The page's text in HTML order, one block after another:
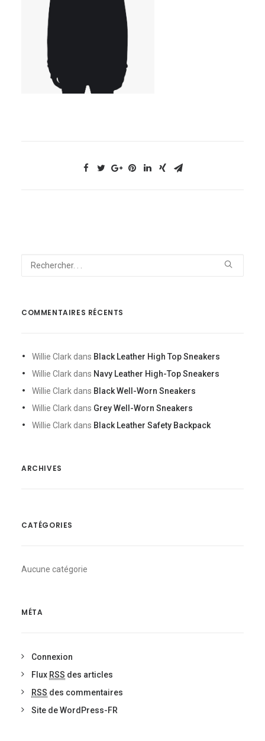
COMMENTAIRES RÉCENTS
Willie Clark dans Black Leather High Top Sneakers
Willie Clark dans Navy Leather High-Top Sneakers
Willie Clark dans Black Well-Worn Sneakers
Willie Clark dans Grey Well-Worn Sneakers
Willie Clark dans Black Leather Safety Backpack
ARCHIVES
CATÉGORIES
Aucune catégorie
MÉTA
Connexion
Flux RSS des articles
RSS des commentaires
Site de WordPress-FR